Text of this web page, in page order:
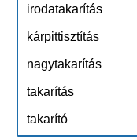
irodatakarítás
kárpittisztítás
nagytakarítás
takarítás
takarító